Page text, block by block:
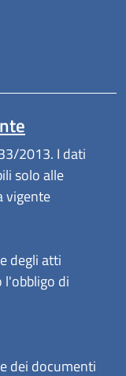
2013. I dati
solo alle
vigente
degli atti
l'obbligo di
dei documenti